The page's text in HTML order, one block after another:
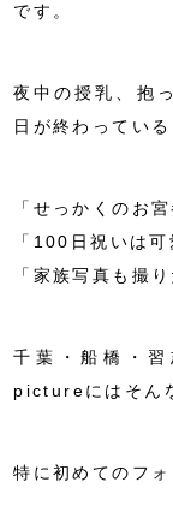
です。
夜中の授乳、抱
日が終わってい
「せっかくのお
「100日祝いは可
「家族写真も撮
千葉・船橋・
pictureにはそん
特に初めてのフ